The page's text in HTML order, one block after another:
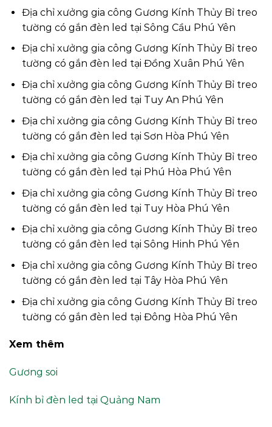
Địa chỉ xưởng gia công Gương Kính Thủy Bỉ treo
tường có gắn đèn led tại Sông Cầu Phú Yên
Địa chỉ xưởng gia công Gương Kính Thủy Bỉ treo
tường có gắn đèn led tại Đồng Xuân Phú Yên
Địa chỉ xưởng gia công Gương Kính Thủy Bỉ treo
tường có gắn đèn led tại Tuy An Phú Yên
Địa chỉ xưởng gia công Gương Kính Thủy Bỉ treo
tường có gắn đèn led tại Sơn Hòa Phú Yên
Địa chỉ xưởng gia công Gương Kính Thủy Bỉ treo
tường có gắn đèn led tại Phú Hòa Phú Yên
Địa chỉ xưởng gia công Gương Kính Thủy Bỉ treo
tường có gắn đèn led tại Tuy Hòa Phú Yên
Địa chỉ xưởng gia công Gương Kính Thủy Bỉ treo
tường có gắn đèn led tại Sông Hinh Phú Yên
Địa chỉ xưởng gia công Gương Kính Thủy Bỉ treo
tường có gắn đèn led tại Tây Hòa Phú Yên
Địa chỉ xưởng gia công Gương Kính Thủy Bỉ treo
tường có gắn đèn led tại Đông Hòa Phú Yên
Xem thêm
Gương soi
Kính bỉ đèn led tại Quảng Nam